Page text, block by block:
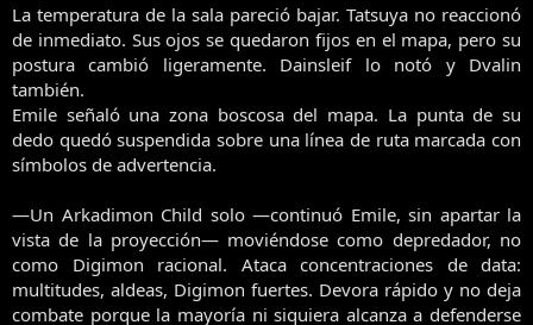
La temperatura de la sala pareció bajar. Tatsuya no reaccionó
de inmediato. Sus ojos se quedaron fijos en el mapa, pero su
postura cambió ligeramente. Dainsleif lo notó y Dvalin
también.
Emile señaló una zona boscosa del mapa. La punta de su
dedo quedó suspendida sobre una línea de ruta marcada con
símbolos de advertencia.
—Un Arkadimon Child solo —continuó Emile, sin apartar la
vista de la proyección— moviéndose como depredador, no
como Digimon racional. Ataca concentraciones de data:
multitudes, aldeas, Digimon fuertes. Devora rápido y no deja
combate porque la mayoría ni siquiera alcanza a defenderse